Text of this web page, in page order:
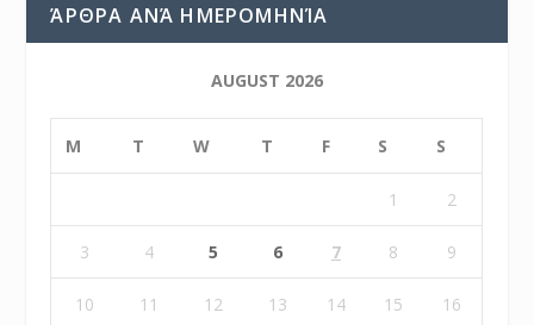
ΆΡΘΡΑ ΑΝΆ ΗΜΕΡΟΜΗΝΊΑ
AUGUST 2026
M T W T F S S
1 2
3 4 5 6 7 8 9
10 11 12 13 14 15 16